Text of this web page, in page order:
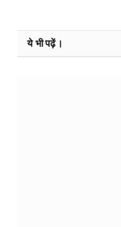
ये भी पढ़ें।